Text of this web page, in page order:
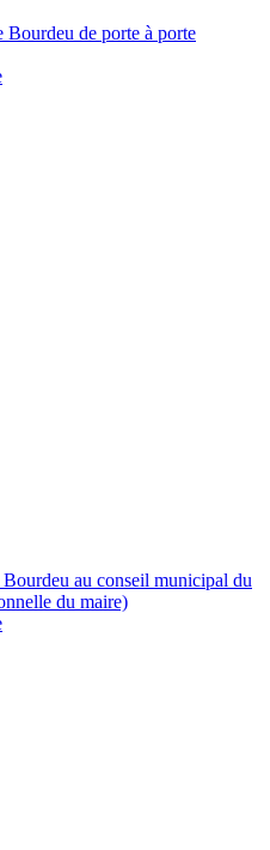
de porte à porte
au conseil municipal du
du maire)